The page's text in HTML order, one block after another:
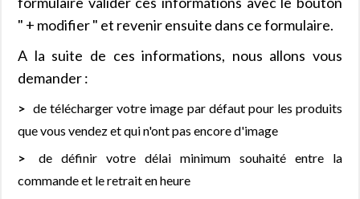
" + modifier " et revenir ensuite dans ce formulaire.
A la suite de ces informations, nous allons vous
demander :
de télécharger votre image par défaut pour les produits
que vous vendez et qui n'ont pas encore d'image
de définir votre délai minimum souhaité entre la
commande et le retrait en heure